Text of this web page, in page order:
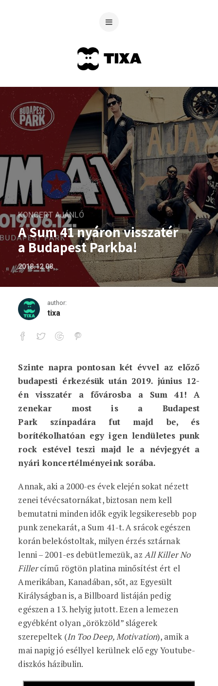
KONCERT AJÁNLÓ
A Sum 41 nyáron visszatér
a Budapest Parkba!
2018.12.08.
author:
tixa
A Sum 41 nyáron visszatér a Budapest
Szinte napra pontosan két évvel az előző
budapesti érkezésük után 2019. június 12-
én visszatér a fővárosba a Sum 41! A
zenekar most is a Budapest
Park színpadára fut majd be, és
borítékolhatóan egy igen lendületes punk
rock estével teszi majd le a névjegyét a
nyári koncertélményeink sorába.
Annak, aki a 2000-es évek elején sokat nézett
zenei tévécsatornákat, biztosan nem kell
bemutatni minden idők egyik legsikeresebb pop
punk zenekarát, a Sum 41-t. A srácok egészen
korán belekóstoltak, milyen érzés sztárnak
lenni – 2001-es debütlemezük, az All Killer No
Fillercímű rögtön platina minősítést ért el
Amerikában, Kanadában, sőt, az Egyesült
Királyságban is, a Billboard listáján pedig
egészen a 13. helyig jutott. Ezen a lemezen
egyébként olyan „örökzöld” slágerek
szerepeltek (In Too Deep, Motivation), amik a
mai napig jó eséllyel kerülnek elő egy Youtube-
diszkós házibulin.